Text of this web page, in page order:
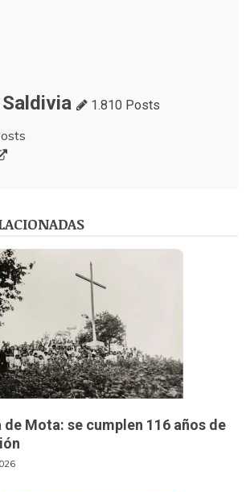
1.810 Posts
de Mota: se cumplen 116 años de